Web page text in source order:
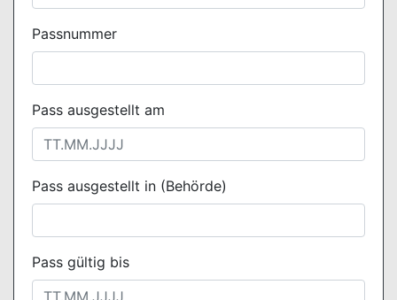
Passnummer
Pass ausgestellt am
Pass ausgestellt in (Behörde)
Pass gültig bis